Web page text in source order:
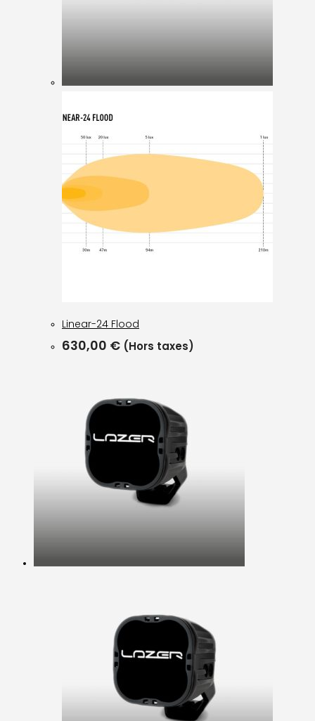
Linear-24 Flood
630,00 € (Hors taxes)